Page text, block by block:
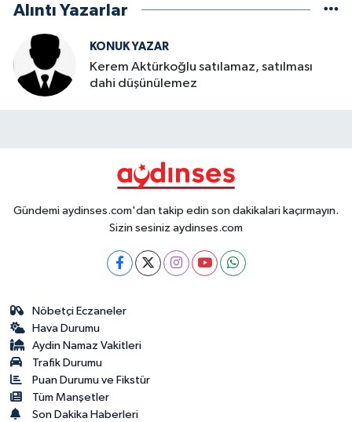
Alıntı Yazarlar
KONUK YAZAR
Kerem Aktürkoğlu satılamaz, satılması
dahi düşünülemez
Gündemi aydinses.com'dan takip edin son dakikalari kaçırmayın.
Sizin sesiniz aydinses.com
Nöbetçi Eczaneler
Hava Durumu
Aydin Namaz Vakitleri
Trafik Durumu
Puan Durumu ve Fikstür
Tüm Manşetler
Son Dakika Haberleri